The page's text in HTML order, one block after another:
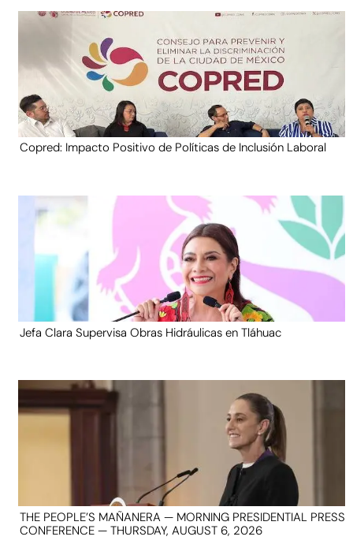
Copred: Impacto Positivo de Políticas de Inclusión Laboral
Jefa Clara Supervisa Obras Hidráulicas en Tláhuac
THE PEOPLE’S MAÑANERA — MORNING PRESIDENTIAL PRESS
CONFERENCE — THURSDAY, AUGUST 6, 2026